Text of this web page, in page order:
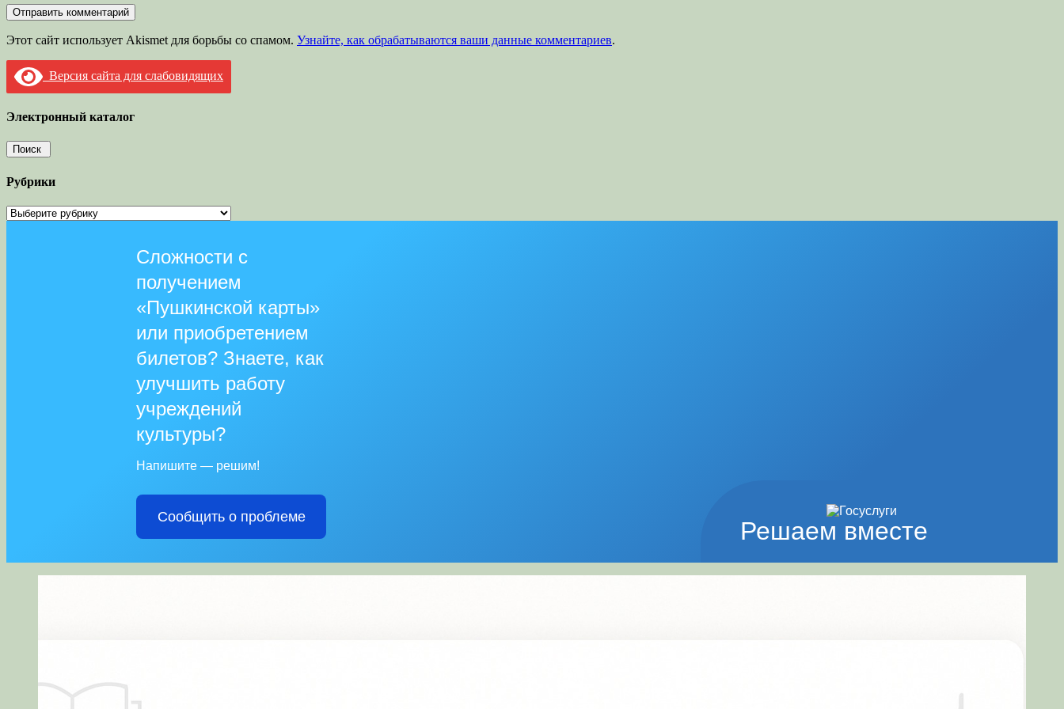
Этот сайт использует Akismet для борьбы со спамом. Узнайте, как обрабатываются ваши данные комментариев.
Версия сайта для слабовидящих
Электронный каталог
Рубрики
Рубрики
Решаем вместе
Сложности с
получением
«Пушкинской карты»
или приобретением
билетов? Знаете, как
улучшить работу
учреждений
культуры?
Напишите — решим!
Сообщить о проблеме